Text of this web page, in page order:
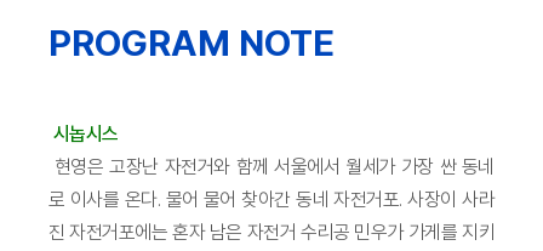
PROGRAM NOTE
시놉시스
현영은 고장난 자전거와 함께 서울에서 월세가 가장 싼 동네
로 이사를 온다. 물어 물어 찾아간 동네 자전거포. 사장이 사라
진 자전거포에는 혼자 남은 자전거 수리공 민우가 가게를 지키